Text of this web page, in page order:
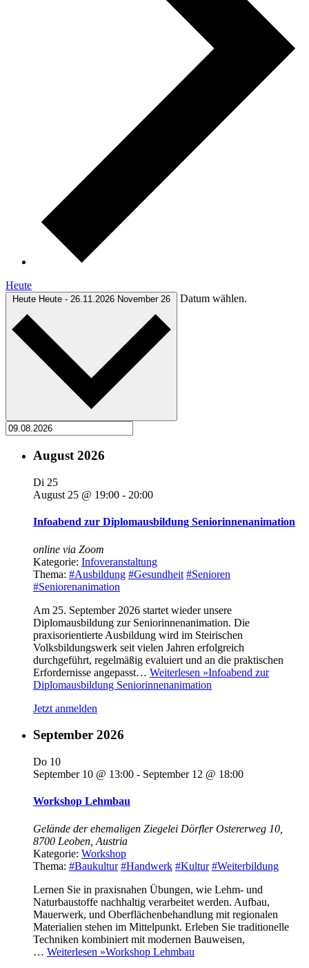
Heute
Heute Heute - 26.11.2026 November 26 Datum wählen.
August 2026
Di 25
August 25 @ 19:00 - 20:00
Infoabend zur Diplomausbildung Seniorinnenanimation
online via Zoom
Kategorie: Infoveranstaltung
Thema: #Ausbildung #Gesundheit #Senioren
#Seniorenanimation
Am 25. September 2026 startet wieder unsere
Diplomausbildung zur Seniorinnenanimation. Die
praxisorientierte Ausbildung wird im Steirischen
Volksbildungswerk seit vielen Jahren erfolgreich
durchgeführt, regelmäßig evaluiert und an die praktischen
Erfordernisse angepasst… Weiterlesen »Infoabend zur
Diplomausbildung Seniorinnenanimation
Jetzt anmelden
September 2026
Do 10
September 10 @ 13:00 - September 12 @ 18:00
Workshop Lehmbau
Gelände der ehemaligen Ziegelei DörflerOstererweg 10,
8700 Leoben, Austria
Kategorie: Workshop
Thema: #Baukultur #Handwerk #Kultur #Weiterbildung
Lernen Sie in praxisnahen Übungen, wie Lehm- und
Naturbaustoffe nachhaltig verarbeitet werden. Aufbau,
Mauerwerk, und Oberflächenbehandlung mit regionalen
Materialien stehen im Mittelpunkt. Erleben Sie traditionelle
Techniken kombiniert mit modernen Bauweisen,
… Weiterlesen »Workshop Lehmbau